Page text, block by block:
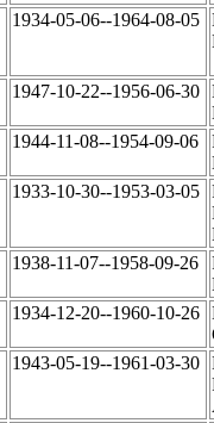
1934-05-06--1964-08-05
1947-10-22--1956-06-30
1944-11-08--1954-09-06
1933-10-30--1953-03-05
1938-11-07--1958-09-26
1934-12-20--1960-10-26
1943-05-19--1961-03-30